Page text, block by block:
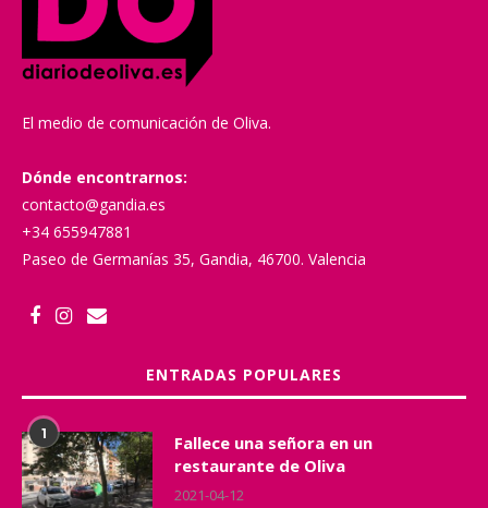
El medio de comunicación de Oliva.
Dónde encontrarnos:
contacto@gandia.es
+34 655947881
Paseo de Germanías 35, Gandia, 46700. Valencia
ENTRADAS POPULARES
1
Fallece una señora en un
restaurante de Oliva
2021-04-12